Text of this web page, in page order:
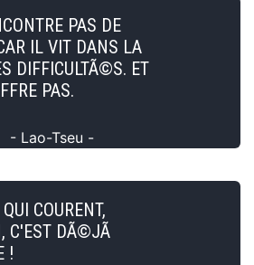
PAS DE
IL VIT DANS LA
DIFFICULTÃ©S. ET
PAS.
- Lao-Tseu -
COURENT,
C'EST DÃ©JÃ
!